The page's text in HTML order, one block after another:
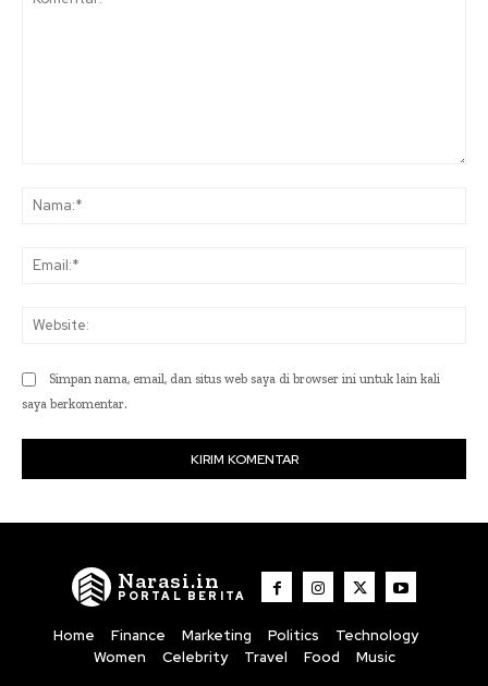
Simpan nama, email, dan situs web saya di browser ini untuk lain kali
saya berkomentar.
Narasi.in
PORTAL BERITA
Home Finance Marketing Politics
Technology
Women
Celebrity Travel Food Music